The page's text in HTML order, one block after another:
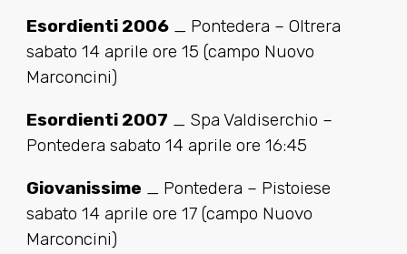
Esordienti 2006_ Pontedera – Oltrera
sabato 14 aprile ore 15 (campo Nuovo
Marconcini)
Esordienti 2007 _ Spa Valdiserchio –
Pontedera sabato 14 aprile ore 16:45
Giovanissime _ Pontedera – Pistoiese
sabato 14 aprile ore 17 (campo Nuovo
Marconcini)